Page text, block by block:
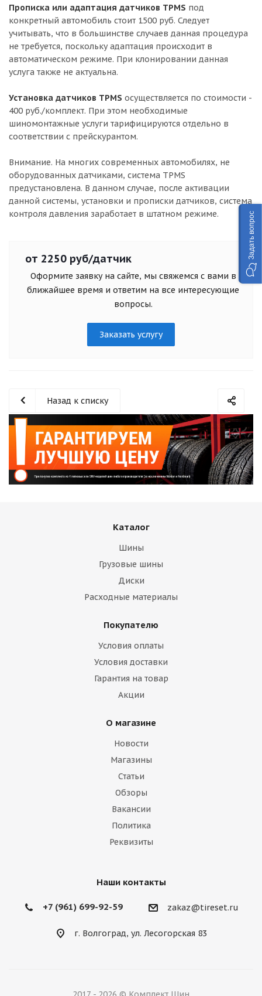
Прописка или адаптация датчиков TPMS под
конкретный автомобиль стоит 1500 руб. Следует
учитывать, что в большинстве случаев данная процедура
не требуется, поскольку адаптация происходит в
автоматическом режиме. При клонировании данная
услуга также не актуальна.
Установка датчиков TPMS осуществляется по стоимости -
400 руб./комплект. При этом необходимые
шиномонтажные услуги тарифицируются отдельно в
соответствии с прейскурантом.
Внимание. На многих современных автомобилях, не
оборудованных датчиками, система TPMS
предустановлена. В данном случае, после активации
данной системы, установки и прописки датчиков, система
контроля давления заработает в штатном режиме.
от 2250 руб/датчик
Оформите заявку на сайте, мы свяжемся с вами в
ближайшее время и ответим на все интересующие
вопросы.
Заказать услугу
Назад к списку
Каталог
Шины
Грузовые шины
Диски
Расходные материалы
Покупателю
Условия оплаты
Условия доставки
Гарантия на товар
Акции
О магазине
Новости
Магазины
Статьи
Обзоры
Вакансии
Политика
Реквизиты
Наши контакты
+7 (961) 699-92-59 zakaz@tireset.ru
г. Волгоград, ул. Лесогорская 83
Задать вопрос